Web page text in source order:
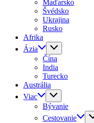
Maďarsko
Švédsko
Ukrajina
Rusko
Afrika
Ázia
Čína
India
Turecko
Austrália
Viac
Bývanie
Cestovanie